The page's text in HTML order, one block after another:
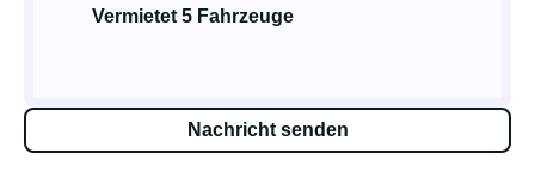
Vermietet 5 Fahrzeuge
Nachricht senden